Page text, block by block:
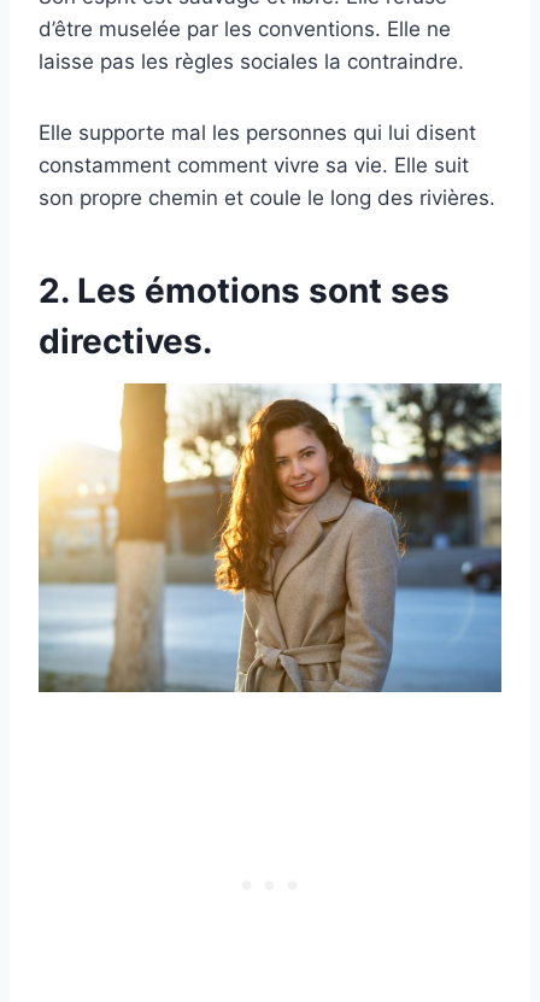
d’être muselée par les conventions. Elle ne
laisse pas les règles sociales la contraindre.
Elle supporte mal les personnes qui lui disent
constamment comment vivre sa vie. Elle suit
son propre chemin et coule le long des rivières.
2. Les émotions sont ses
directives.